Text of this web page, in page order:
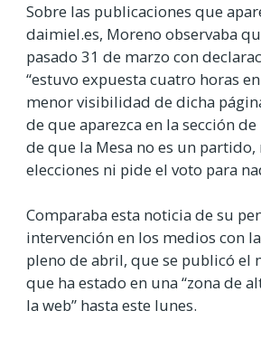
Sobre las publicaciones que
daimiel.es, Moreno observaba
pasado 31 de marzo con
“estuvo expuesta cuatro horas
menor visibilidad de dicha
de que aparezca en la sección
de que la Mesa no es un
elecciones ni pide el voto para
Comparaba esta noticia de su
intervención en los medios con
pleno de abril, que se publicó el
que ha estado en una “zona de
la web” hasta este lunes.